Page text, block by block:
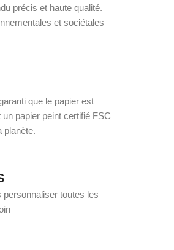
précis et haute qualité.
et sociétales
que le papier est
papier peint certifié FSC
planète.
toutes les